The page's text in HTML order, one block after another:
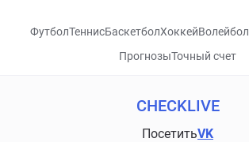
ФутболТеннисБаскетболХоккейВолейбол
ПрогнозыТочный счет
CHECKLIVE
ПосетитьVK